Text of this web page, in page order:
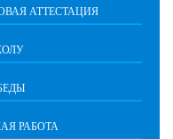
АТТЕСТАЦИЯ
РАБОТА